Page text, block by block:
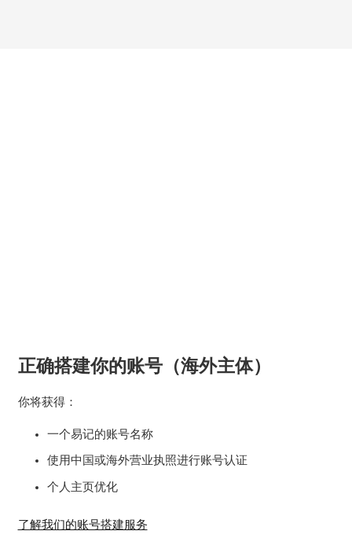
正确搭建你的账号（海外主体）
你将获得：
一个易记的账号名称
使用中国或海外营业执照进行账号认证
个人主页优化
了解我们的账号搭建服务